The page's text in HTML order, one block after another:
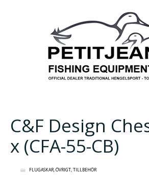
C&F Design
x (CFA-55-CB)
FLUGASKAR,ÖVRIGT,TILLBEHÖR